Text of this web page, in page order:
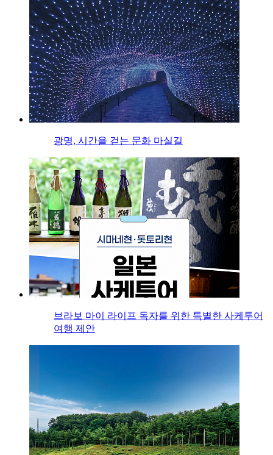
광명, 시간을 걷는 문화 마실길
브라보 마이 라이프 독자를 위한 특별한 사케투어
여행 제안